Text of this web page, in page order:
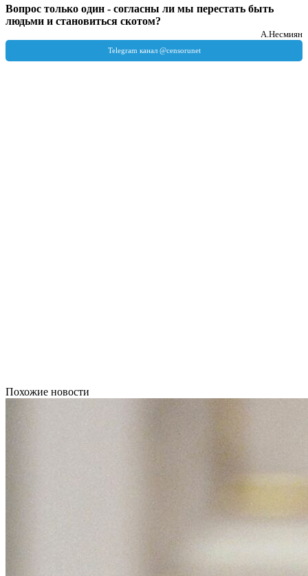
Вопрос только один - согласны ли мы перестать быть
людьми и становиться скотом?
А.Несмиян
Похожие новости